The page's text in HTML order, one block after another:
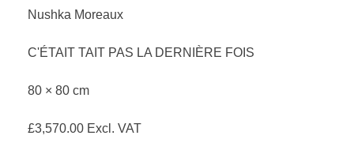
Nushka Moreaux
C'ÉTAIT TAIT PAS LA DERNIÈRE FOIS
80 × 80 cm
£3,570.00 Excl. VAT